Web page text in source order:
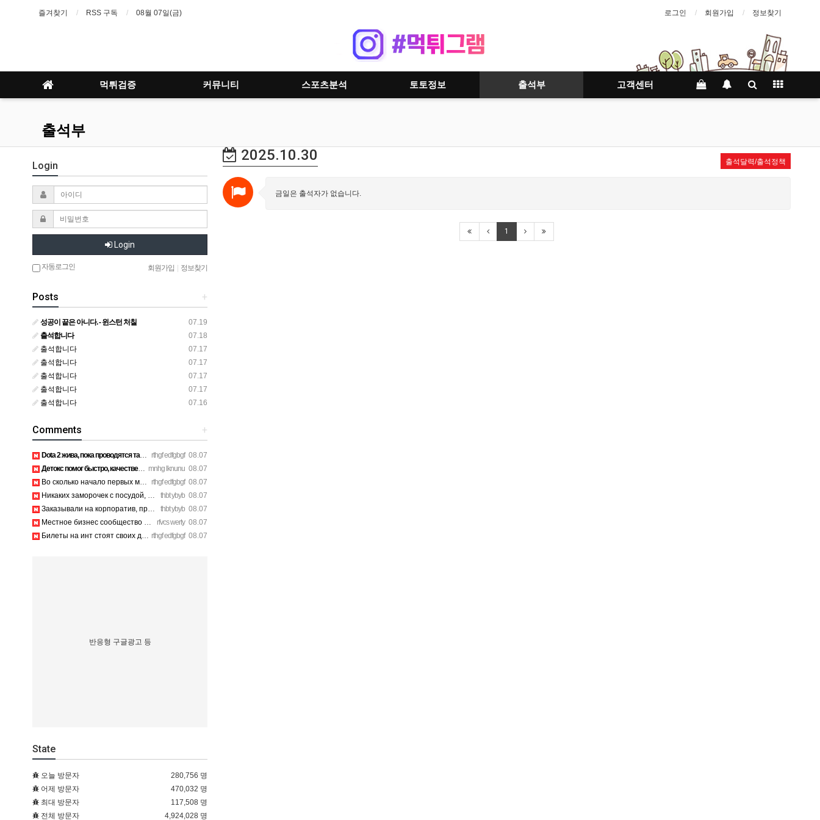
즐겨찾기 RSS 구독 08월 07일(금) 로그인 회원가입 정보찾기
먹튀검증 커뮤니티 스포츠분석 토토정보 출석부 고객센터
출석부
2025.10.30
출석달력/출석정책
금일은 출석자가 없습니다.
1
Login
Login
자동로그인 회원가입 정보찾기
+
Posts
07.19
성공이 끝은 아니다. - 윈스턴 처칠
07.18
출석합니다
07.17
출석합니다
07.17
출석합니다
07.17
출석합니다
07.17
출석합니다
07.16
출석합니다
+
Comments
rthgf edfgbgf 08.07
Dota 2 жива, пока проводятся такие масштабные турниры. https…
mnhg lknunu 08.07
Детокс помог быстро, качественное лечение алкоголизма Санкт-…
rthgf edfgbgf 08.07
Во сколько начало первых матчей по актуальному расписанию? h…
thbt ybyb 08.07
Никаких заморочек с посудой, съели и выбросили шпажки. https…
thbt ybyb 08.07
Заказывали на корпоратив, привезли вовремя, все свежее. http…
rfvcs werty 08.07
Местное бизнес сообщество предпринимателей в Санкт-Петербург…
rthgf edfgbgf 08.07
Билеты на инт стоят своих денег, атмосфера там просто непере…
반응형 구글광고 등
State
오늘 방문자
280,756 명
어제 방문자
470,032 명
최대 방문자
117,508 명
전체 방문자
4,924,028 명